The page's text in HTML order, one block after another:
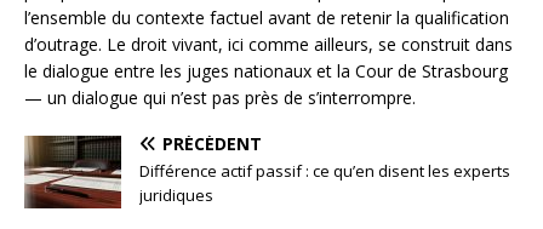
l’ensemble du contexte factuel avant de retenir la qualification
d’outrage. Le droit vivant, ici comme ailleurs, se construit dans
le dialogue entre les juges nationaux et la Cour de Strasbourg
— un dialogue qui n’est pas près de s’interrompre.
PRÉCÉDENT
Différence actif passif : ce qu’en disent les experts
juridiques